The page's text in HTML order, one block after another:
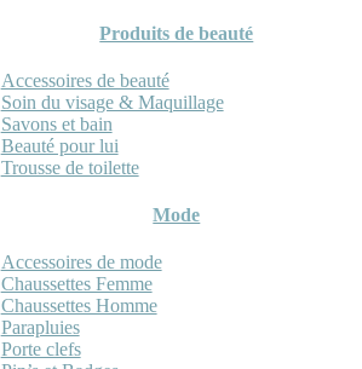
Produits de beauté
Accessoires de beauté
Soin du visage & Maquillage
Savons et bain
Beauté pour lui
Trousse de toilette
Mode
Accessoires de mode
Chaussettes Femme
Chaussettes Homme
Parapluies
Porte clefs